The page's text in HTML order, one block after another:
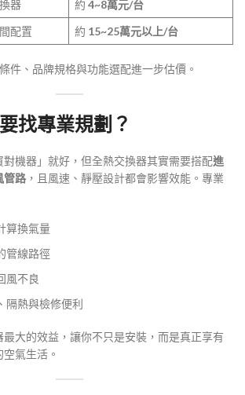
器 約 4~8萬元/台
配置
約 15~25萬元以上/台
件、品牌規格與功能選配進一步估價。
找專業規劃？
機器」就好，但全熱交換器其實需要搭配進
管路 ，且風速、靜壓設計都會影響效能。專業
算換氣量
管線路徑
風不良
隔熱與檢修便利
大的效益，讓你不只是安裝，而是真正享有
氣生活。